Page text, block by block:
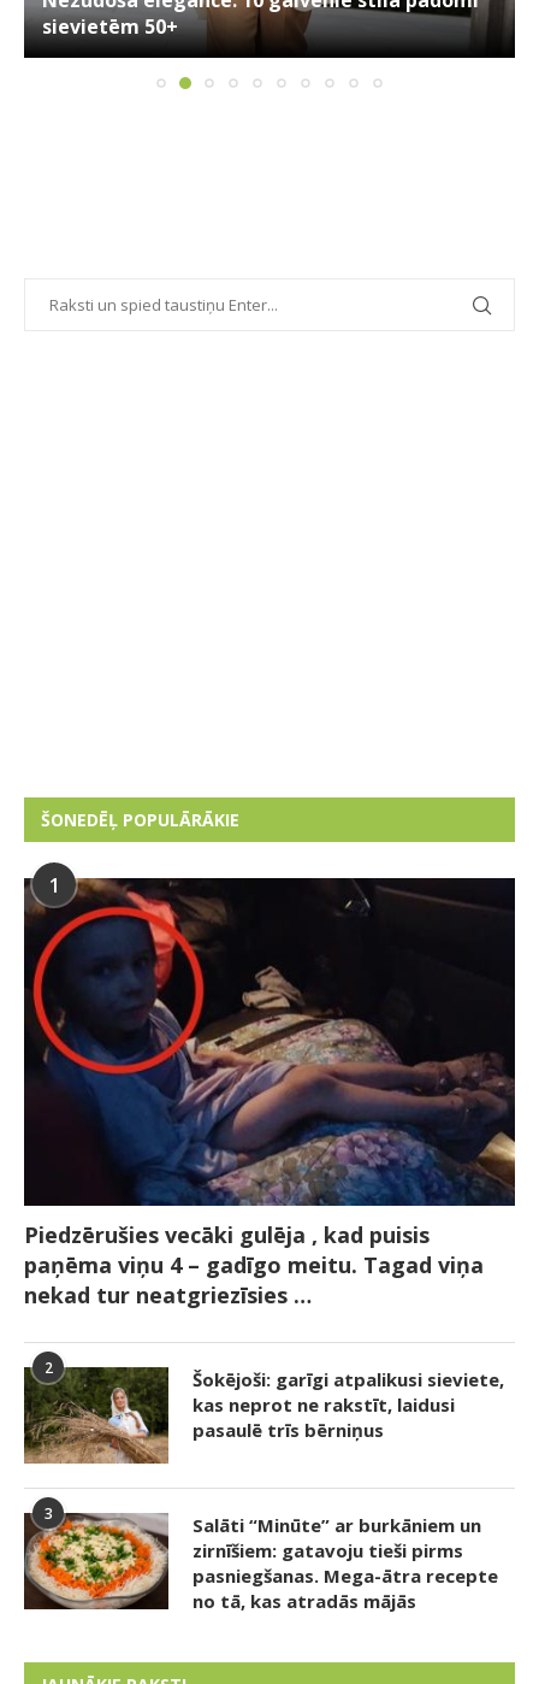
sievietēm 50+
ŠONEDĒĻ POPULĀRĀKIE
1
Piedzērušies vecāki gulēja , kad puisis
paņēma viņu 4 – gadīgo meitu. Tagad viņa
nekad tur neatgriezīsies …
2
Šokējoši: garīgi atpalikusi sieviete,
kas neprot ne rakstīt, laidusi
pasaulē trīs bērniņus
3
Salāti “Minūte” ar burkāniem un
zirnīšiem: gatavoju tieši pirms
pasniegšanas. Mega-ātra recepte
no tā, kas atradās mājās